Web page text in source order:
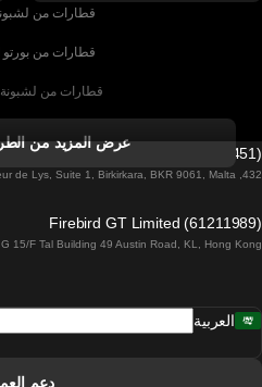
قطارات من
قطارات من بورتو
قطارات من لشبونة
قطارات من
قطارات من
قطارات من
عرض المزيد من
Firebird GT Limited (OC 1451)
432, Triq Fleur de Lys, Suite 1, Birkirkara, BKR 9061, Malta
Firebird GT Limited (61211989)
15/F Tal Building 49 Austin Road, KL, Hong Kong
العربية
دعم